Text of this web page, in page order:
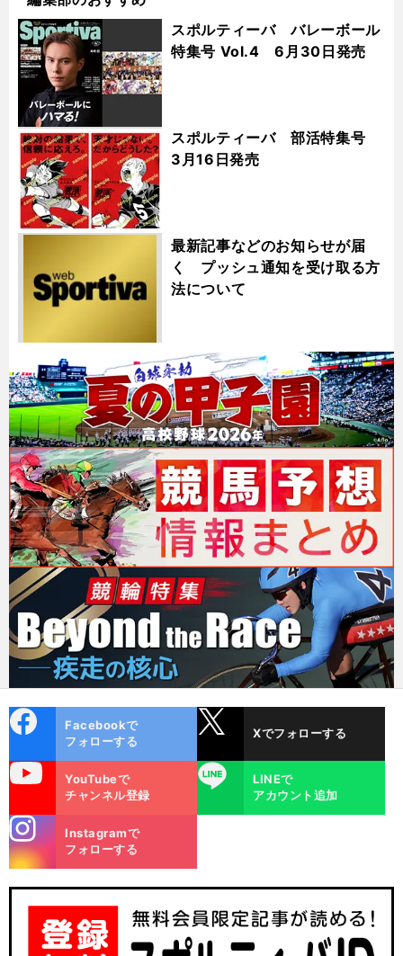
スポルティーバ バレーボール
特集号 Vol.4 6月30日発売
スポルティーバ 部活特集号
3月16日発売
最新記事などのお知らせが届
く プッシュ通知を受け取る方
法について
ok
Facebookで
フォローする
Xでフォローする
YouTubeで
チャンネル登録
LINE
LINEで
アカウント追加
m
Instagramで
フォローする